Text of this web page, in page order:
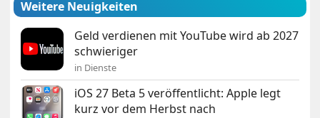
Weitere Neuigkeiten
Geld verdienen mit YouTube wird ab 2027
schwieriger
in Dienste
iOS 27 Beta 5 veröffentlicht: Apple legt
kurz vor dem Herbst nach